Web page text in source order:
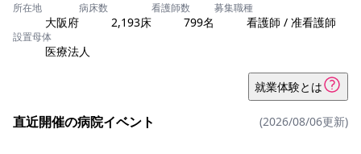
所在地
大阪府
病床数
2,193床
看護師数
799名
募集職種
看護師 / 准看護師
設置母体
医療法人
就業体験とは
直近開催の病院イベント (2026/08/06更新)